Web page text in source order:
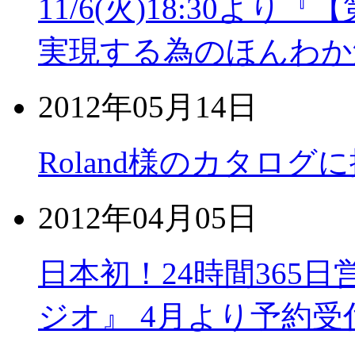
11/6(火)18:30より『
実現する為のほんわ
2012年05月14日
Roland様のカタログ
2012年04月05日
日本初！24時間365日
ジオ』 4月より予約受